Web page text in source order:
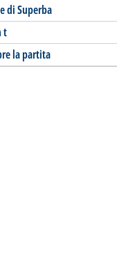
di Superba
t
la partita